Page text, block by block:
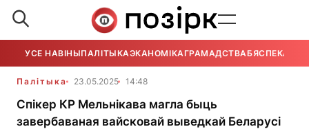
УСЕ НАВІНЫПАЛІТЫКАЭКАНОМІКАГРАМАДСТВАБЯСПЕКА
Палітыка 23.05.2025 14:48
Спікер КР Мельнікава магла быць
завербаваная вайсковай выведкай Беларусі